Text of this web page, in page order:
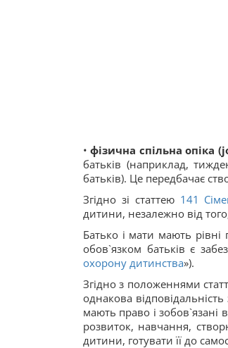
•фізична спільна опіка
батьків (наприклад,
батьків). Це передбачає
Згідно зі статтею141
дитини, незалежно від
Батько і мати мають
обов`язком батьків є
охорону дитинства»).
Згідно з положеннями
однакова
мають право і зобов`язані
розвиток, навчання,
дитини, готувати її до